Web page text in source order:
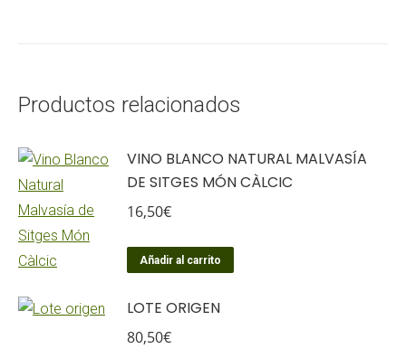
Productos relacionados
VINO BLANCO NATURAL MALVASÍA
DE SITGES MÓN CÀLCIC
16,50€
Añadir al carrito
LOTE ORIGEN
80,50€